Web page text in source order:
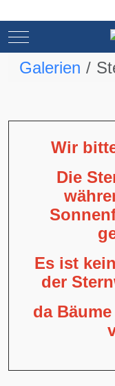
Mobile Menu Toggle
Galerien
Wir
Die
Es ist
der
da